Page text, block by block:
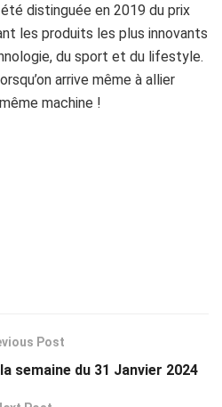
distinguée en 2019 du prix
les produits les plus innovants
du sport et du lifestyle.
arrive même à allier
machine !
Post
semaine du 31 Janvier 2024